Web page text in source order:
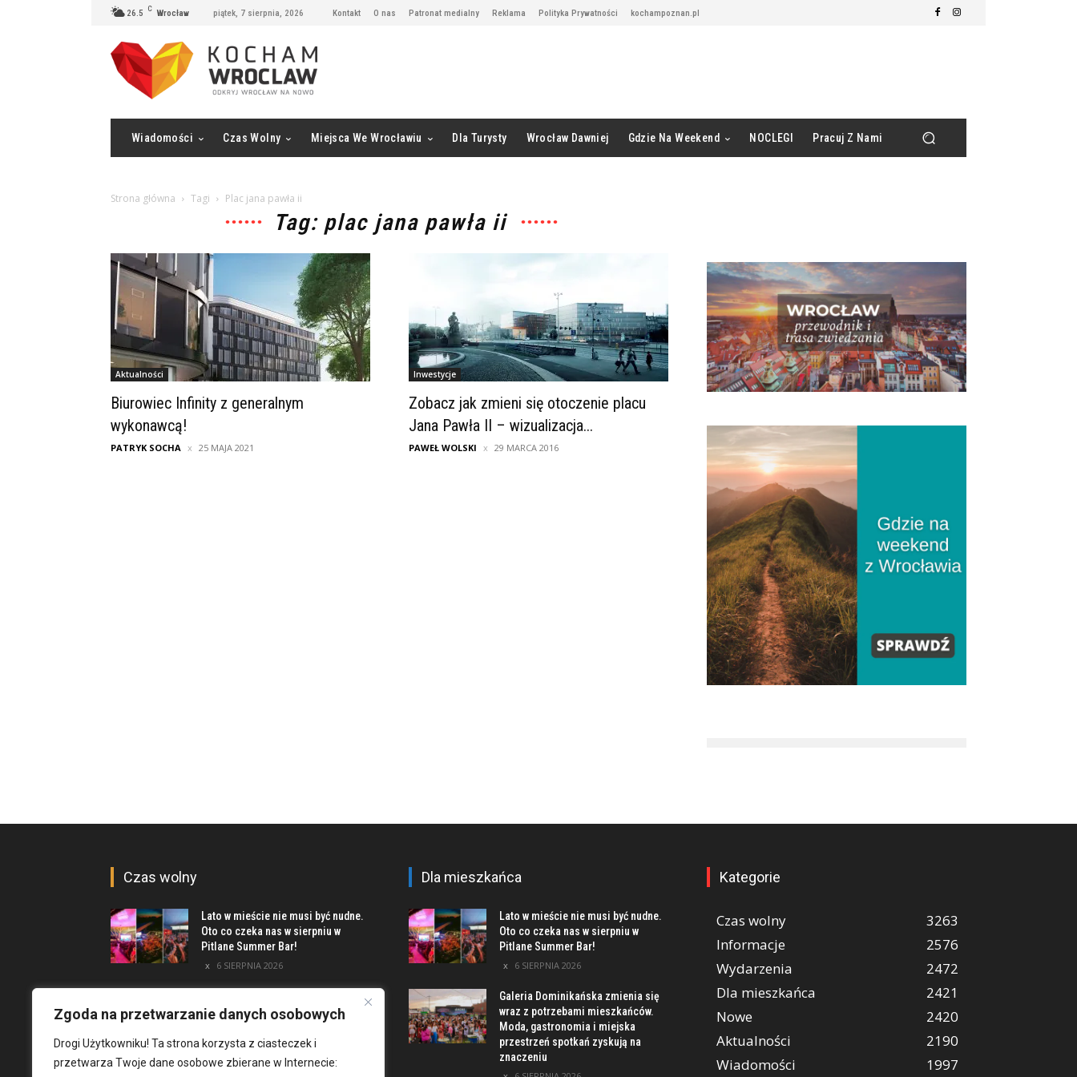
Zgoda na przetwarzanie danych osobowych
Drogi Użytkowniku! Ta strona korzysta z ciasteczek i
przetwarza Twoje dane osobowe zbierane w Internecie:
26.5 C Wrocław piątek, 7 sierpnia, 2026 Kontakt O nas Patronat medialny Reklama Polityka Prywatności kochampoznan.pl
Wiadomości Czas Wolny Miejsca We Wrocławiu Dla Turysty Wrocław Dawniej Gdzie Na Weekend NOCLEGI Pracuj Z Nami
Strona główna Tagi Plac jana pawła ii
Tag: plac jana pawła ii
Aktualności
Biurowiec Infinity z generalnym
wykonawcą!
PATRYK SOCHA 25 MAJA 2021
Inwestycje
Zobacz jak zmieni się otoczenie placu
Jana Pawła II – wizualizacja...
PAWEŁ WOLSKI 29 MARCA 2016
Czas wolny
Lato w mieście nie musi być nudne.
Oto co czeka nas w sierpniu w
Pitlane Summer Bar!
6 SIERPNIA 2026
Mieszkania i Lofty podczas eventu
w Marinie Kleczków
5 SIERPNIA 2026
Dla mieszkańca
Lato w mieście nie musi być nudne.
Oto co czeka nas w sierpniu w
Pitlane Summer Bar!
6 SIERPNIA 2026
Galeria Dominikańska zmienia się
wraz z potrzebami mieszkańców.
Moda, gastronomia i miejska
przestrzeń spotkań zyskują na
znaczeniu
Kategorie
Czas wolny
3263
Informacje
2576
Wydarzenia
2472
Dla mieszkańca
2421
Nowe
2420
Aktualności
2190
Wiadomości
1997